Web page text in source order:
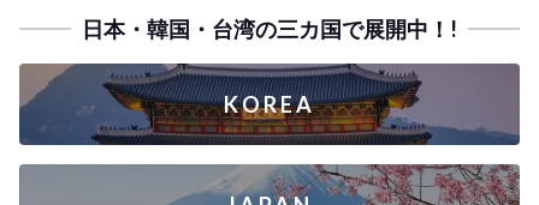
日本・韓国・台湾の三カ国で展開中！!
KOREA